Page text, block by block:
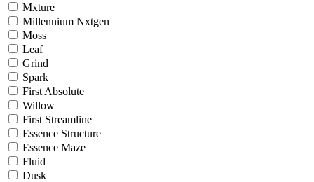
Mxture
Millennium Nxtgen
Moss
Leaf
Grind
Spark
First Absolute
Willow
First Streamline
Essence Structure
Essence Maze
Fluid
Dusk